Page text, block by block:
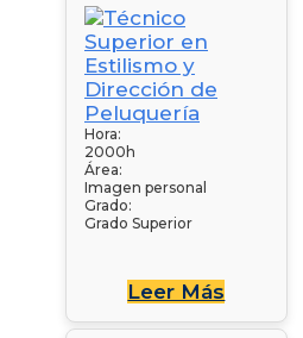
Hora:
2000h
Área:
Imagen personal
Grado:
Grado Superior
Leer Más